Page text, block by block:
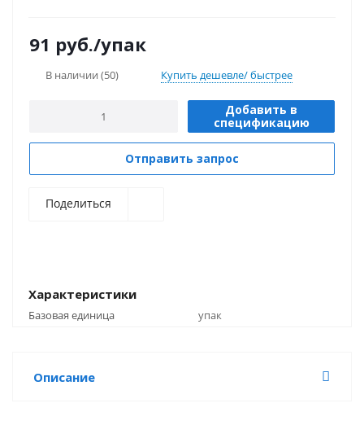
комплексах.
91 руб./упак
В наличии (50) Купить дешевле/ быстрее
Добавить в
спецификацию
Отправить запрос
Поделиться
Характеристики
Базовая единица упак
Описание